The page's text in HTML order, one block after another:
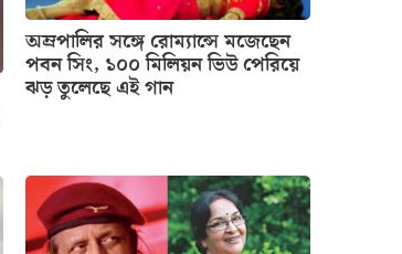
অম্রপালির সঙ্গে রোম্যান্সে মজেছেন
পবন সিং, ১০০ মিলিয়ন ভিউ পেরিয়ে
ঝড় তুলেছে এই গান